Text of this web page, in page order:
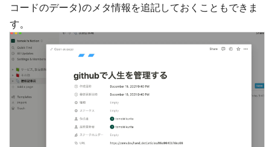
コードのデータ)のメタ情報を追記しておくこともできま
す。